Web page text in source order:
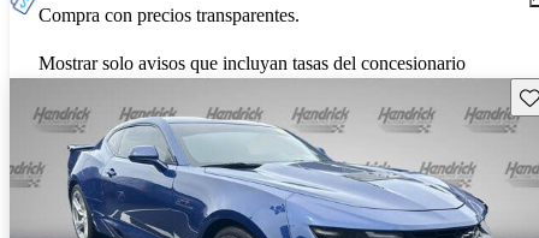
Compra con precios transparentes.
Mostrar solo avisos que incluyan tasas del concesionario